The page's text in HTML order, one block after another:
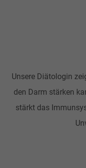
Unsere Diätologin
den Darm stärken
stärkt das